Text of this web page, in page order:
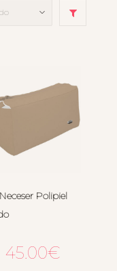
Polipiel
45.00€